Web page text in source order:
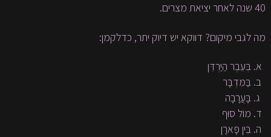
40 שנה לאחר יציאת מצרים.
מה לגבי מיקום? דווקא יש דיוק יתר, כדלקמן:
בְּעֵבֶר הַיַּרְדֵּן
בַּמִּדְבָּר
בָּעֲרָבָה
מוֹל סוּף
בֵּין פָּארָן